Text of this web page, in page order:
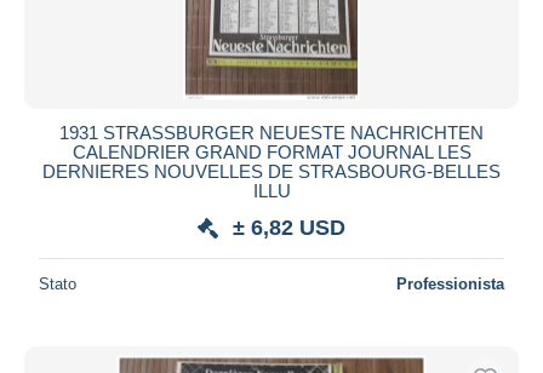
1931 STRASSBURGER NEUESTE NACHRICHTEN
CALENDRIER GRAND FORMAT JOURNAL LES
DERNIERES NOUVELLES DE STRASBOURG-BELLES
ILLU
± 6,82 USD
Stato Professionista